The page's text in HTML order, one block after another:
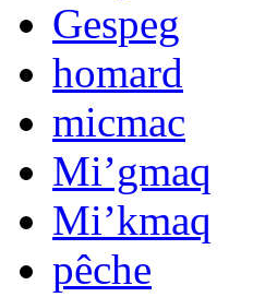
Gespeg
homard
micmac
Mi’gmaq
Mi’kmaq
pêche